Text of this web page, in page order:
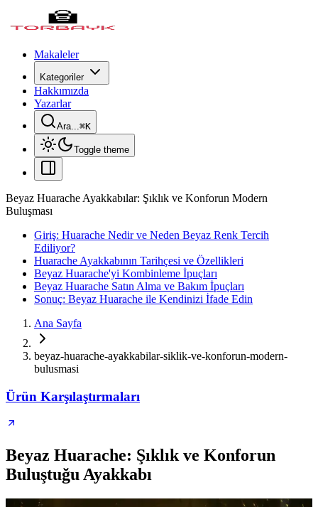
Makaleler
Kategoriler
Hakkımızda
Yazarlar
Ara...⌘K
Toggle theme
Beyaz Huarache Ayakkabılar: Şıklık ve Konforun Modern
Buluşması
Giriş: Huarache Nedir ve Neden Beyaz Renk Tercih
Ediliyor?
Huarache Ayakkabının Tarihçesi ve Özellikleri
Beyaz Huarache'yi Kombinleme İpuçları
Beyaz Huarache Satın Alma ve Bakım İpuçları
Sonuç: Beyaz Huarache ile Kendinizi İfade Edin
Ana Sayfa
beyaz-huarache-ayakkabilar-siklik-ve-konforun-modern-
bulusmasi
Ürün Karşılaştırmaları
Beyaz Huarache: Şıklık ve Konforun
Buluştuğu Ayakkabı